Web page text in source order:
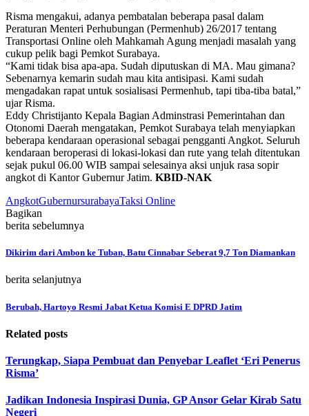
Risma mengakui, adanya pembatalan beberapa pasal dalam
Peraturan Menteri Perhubungan (Permenhub) 26/2017 tentang
Transportasi Online oleh Mahkamah Agung menjadi masalah yang
cukup pelik bagi Pemkot Surabaya.
“Kami tidak bisa apa-apa. Sudah diputuskan di MA. Mau gimana?
Sebenarnya kemarin sudah mau kita antisipasi. Kami sudah
mengadakan rapat untuk sosialisasi Permenhub, tapi tiba-tiba batal,”
ujar Risma.
Eddy Christijanto Kepala Bagian Adminstrasi Pemerintahan dan
Otonomi Daerah mengatakan, Pemkot Surabaya telah menyiapkan
beberapa kendaraan operasional sebagai pengganti Angkot. Seluruh
kendaraan beroperasi di lokasi-lokasi dan rute yang telah ditentukan
sejak pukul 06.00 WIB sampai selesainya aksi unjuk rasa sopir
angkot di Kantor Gubernur Jatim. KBID-NAK
AngkotGubernursurabayaTaksi Online
Bagikan
berita sebelumnya
Dikirim dari Ambon ke Tuban, Batu Cinnabar Seberat 9,7 Ton Diamankan
berita selanjutnya
Berubah, Hartoyo Resmi Jabat Ketua Komisi E DPRD Jatim
Related posts
Terungkap, Siapa Pembuat dan Penyebar Leaflet ‘Eri Penerus
Risma’
Jadikan Indonesia Inspirasi Dunia, GP Ansor Gelar Kirab Satu
Negeri